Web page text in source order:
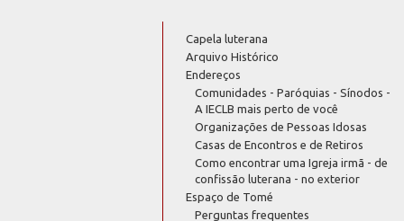
Capela luterana
Arquivo Histórico
Endereços
Comunidades - Paróquias - Sínodos -
A IECLB mais perto de você
Organizações de Pessoas Idosas
Casas de Encontros e de Retiros
Como encontrar uma Igreja irmã - de
confissão luterana - no exterior
Espaço de Tomé
Perguntas frequentes